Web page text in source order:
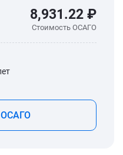
8,931.22 ₽
Стоимость ОСАГО